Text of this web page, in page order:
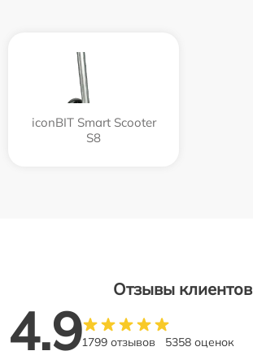
iconBIT Smart Scooter
S8
Отзывы клиентов
4.91799 отзывов 5358 оценок